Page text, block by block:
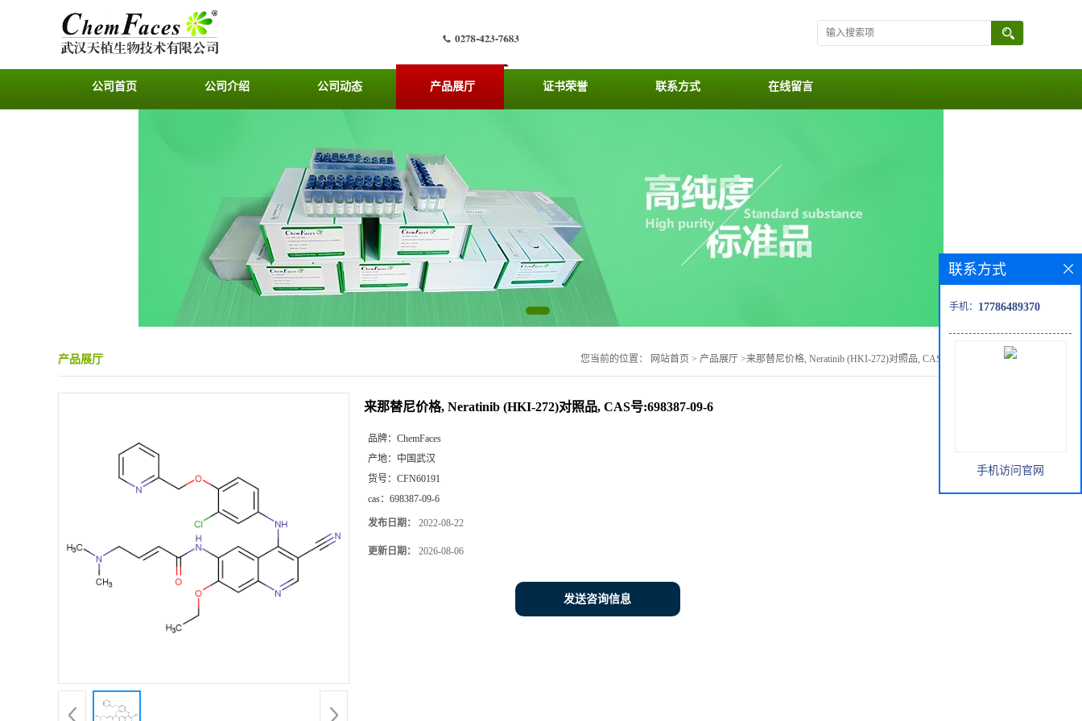
公司首页 公司介绍 公司动态 产品展厅 证书荣誉 联系方式 在线留言
产品展厅 您当前的位置： 网站首页 > 产品展厅 >来那替尼价格, Neratinib (HKI-272)对照品, CAS号:698387-09-6
来那替尼价格, Neratinib (HKI-272)对照品, CAS号:698387-09-6
品牌： ChemFaces
产地： 中国武汉
货号： CFN60191
cas： 698387-09-6
发布日期： 2022-08-22
更新日期： 2026-08-06
发送咨询信息
联系方式
手机： 17786489370
手机访问官网